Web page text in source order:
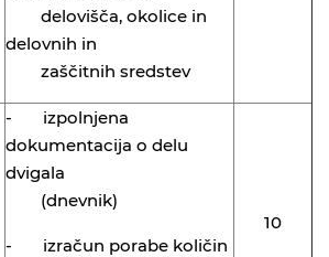
delovišča, okolice in
delovnih in
zaščitnih sredstev
- izpolnjena
dokumentacija o delu
dvigala
(dnevnik)
- izračun porabe količin
10